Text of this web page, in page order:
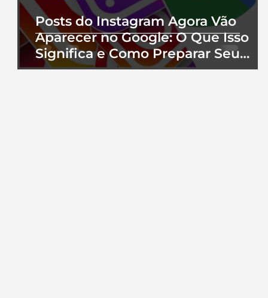
Posts do Instagram Agora Vão
Aparecer no Google: O Que Isso
Significa e Como Preparar Seu
Perfil